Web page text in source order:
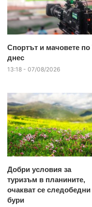
Спортът и мачовете
днес
13:18 - 07/08/2026
Добри условия за
туризъм в планините,
очакват се следобедни
бури